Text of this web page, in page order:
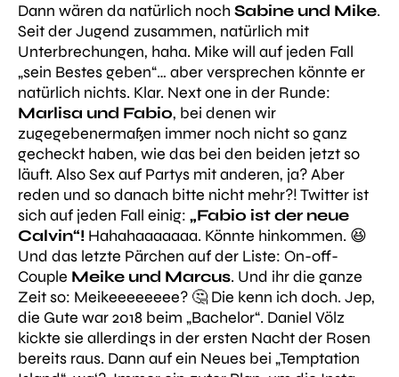
Dann wären da natürlich noch Sabine und Mike.
Seit der Jugend zusammen, natürlich mit
Unterbrechungen, haha. Mike will auf jeden Fall
„sein Bestes geben“… aber versprechen könnte er
natürlich nichts. Klar. Next one in der Runde:
Marlisa und Fabio, bei denen wir
zugegebenermaßen immer noch nicht so ganz
gecheckt haben, wie das bei den beiden jetzt so
läuft. Also Sex auf Partys mit anderen, ja? Aber
reden und so danach bitte nicht mehr?! Twitter ist
sich auf jeden Fall einig: „Fabio ist der neue
Calvin“! Hahahaaaaaaa. Könnte hinkommen. 😆
Und das letzte Pärchen auf der Liste: On-off-
Couple Meike und Marcus. Und ihr die ganze
Zeit so: Meikeeeeeeee? 🤔 Die kenn ich doch. Jep,
die Gute war 2018 beim „Bachelor“. Daniel Völz
kickte sie allerdings in der ersten Nacht der Rosen
bereits raus. Dann auf ein Neues bei „Temptation